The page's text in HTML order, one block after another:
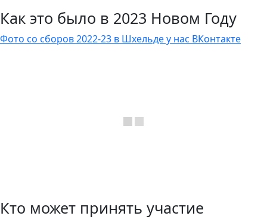
Как это было в 2023 Новом Году
Фото со сборов 2022-23 в Шхельде у нас ВКонтакте
Кто может принять участие